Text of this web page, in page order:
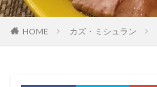
HOME カズ・ミシュラン